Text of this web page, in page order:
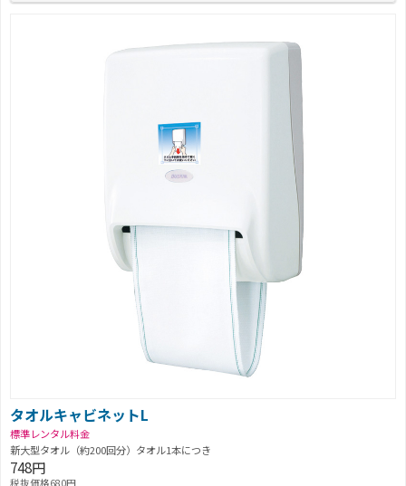
タオルキャビネットL
標準レンタル料金
新大型タオル（約200回分）タオル1本につき
748円
税抜価格680円